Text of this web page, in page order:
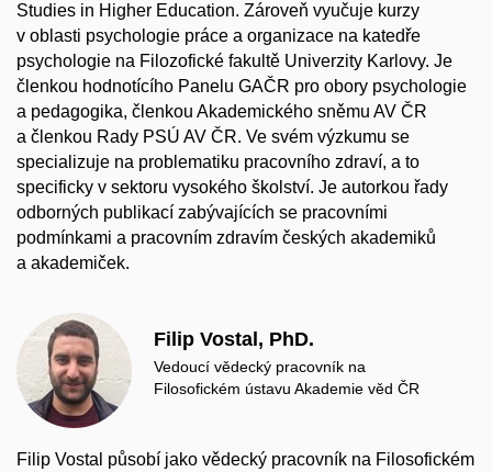
Studies in Higher Education. Zároveň vyučuje kurzy
v oblasti psychologie práce a organizace na katedře
psychologie na Filozofické fakultě Univerzity Karlovy. Je
členkou hodnotícího Panelu GAČR pro obory psychologie
a pedagogika, členkou Akademického sněmu AV ČR
a členkou Rady PSÚ AV ČR. Ve svém výzkumu se
specializuje na problematiku pracovního zdraví, a to
specificky v sektoru vysokého školství. Je autorkou řady
odborných publikací zabývajících se pracovními
podmínkami a pracovním zdravím českých akademiků
a akademiček.
Filip Vostal, PhD.
Vedoucí vědecký pracovník na
Filosofickém ústavu Akademie věd ČR
Filip Vostal působí jako vědecký pracovník na Filosofickém